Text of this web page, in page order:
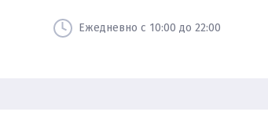
Ежедневно с 10:00 до 22:00